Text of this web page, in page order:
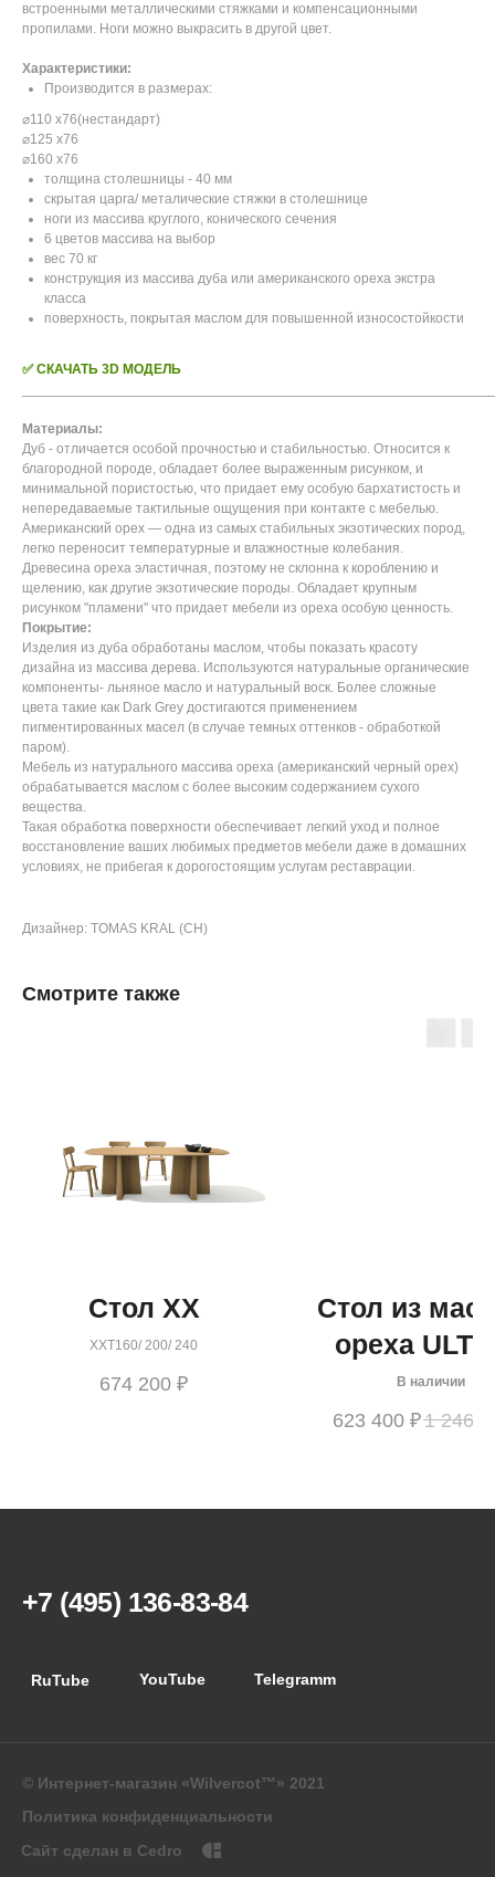
встроенными металлическими стяжками и компенсационными
пропилами. Ноги можно выкрасить в другой цвет.
Характеристики:
Производится в размерах:
⌀110 x76(нестандарт)
⌀125 x76
⌀160 x76
толщина столешницы - 40 мм
скрытая царга/ металические стяжки в столешнице
ноги из массива круглого, конического сечения
6 цветов массива на выбор
вес 70 кг
конструкция из массива дуба или американского ореха экстра
класса
поверхность, покрытая маслом для повышенной износостойкости
✅ СКАЧАТЬ 3D МОДЕЛЬ
Материалы:
Дуб - отличается особой прочностью и стабильностью. Относится к
благородной породе, обладает более выраженным рисунком, и
минимальной пористостью, что придает ему особую бархатистость и
непередаваемые тактильные ощущения при контакте с мебелью.
Американский орех — одна из самых стабильных экзотических пород,
легко переносит температурные и влажностные колебания.
Древесина ореха эластичная, поэтому не склонна к короблению и
щелению, как другие экзотические породы. Обладает крупным
рисунком "пламени" что придает мебели из ореха особую ценность.
Покрытие:
Изделия из дуба обработаны маслом, чтобы показать красоту
дизайна из массива дерева. Используются натуральные органические
компоненты- льняное масло и натуральный воск. Более сложные
цвета такие как Dark Grey достигаются применением
пигментированных масел (в случае темных оттенков - обработкой
паром).
Мебель из натурального массива ореха (американский черный орех)
обрабатывается маслом с более высоким содержанием сухого
вещества.
Такая обработка поверхности обеспечивает легкий уход и полное
восстановление ваших любимых предметов мебели даже в домашних
условиях, не прибегая к дорогостоящим услугам реставрации.
Дизайнер: TOMAS KRAL (CH)
Смотрите также
Стол XX
XXT160/ 200/ 240
674 200 ₽
Стол из
ореха
-50%
В наличии
623 400 ₽1 246
+7 (495) 136-83-84
© Интернет-магазин «Wilvercot™» 2021
Политика конфиденциальности
YouTube
RuTube Telegramm
Сайт сделан в Cedro